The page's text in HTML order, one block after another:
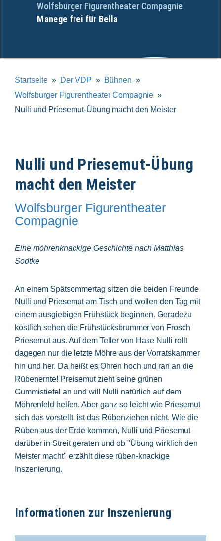
Wolfsburger Figurentheater Compagnie
Manege frei für Bella
Startseite Der VDP
Bühnen
Wolfsburger Figurentheater Compagnie
Nulli und Priesemut-Übung macht den Meister
Nulli und Priesemut-Übung
macht den Meister
Wolfsburger Figurentheater
Compagnie
Eine möhrenknackige Geschichte nach Matthias
Sodtke
An einem Spätsommertag sitzen die beiden Freunde
Nulli und Priesemut am Tisch und wollen den Tag mit
einem ausgiebigen Frühstück beginnen. Geradezu
köstlich sehen die Frühstücksbrummer von Frosch
Priesemut aus. Auf dem Teller von Hase Nulli rollt
dagegen nur die letzte Möhre aus der Vorratskammer
hin und her. Da heißt es Ohren hoch und ran an die
Rübenernte! Preisemut zieht seine grünen
Gummistiefel an und will Nulli natürlich auf dem
Möhrenfeld helfen. Aber ganz so leicht wie Priesemut
sich das vorstellt, ist das Rübenziehen nicht. Wie die
Rüben aus der Erde kommen, Nulli und Priesemut
darüber in Streit geraten und ob "Übung wirklich den
Meister macht" erzählt diese rüben-knackige
Inszenierung.
Informationen zur Inszenierung